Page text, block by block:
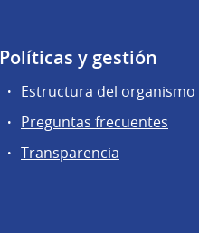
Políticas y gestión
Estructura del organismo
Preguntas frecuentes
Transparencia